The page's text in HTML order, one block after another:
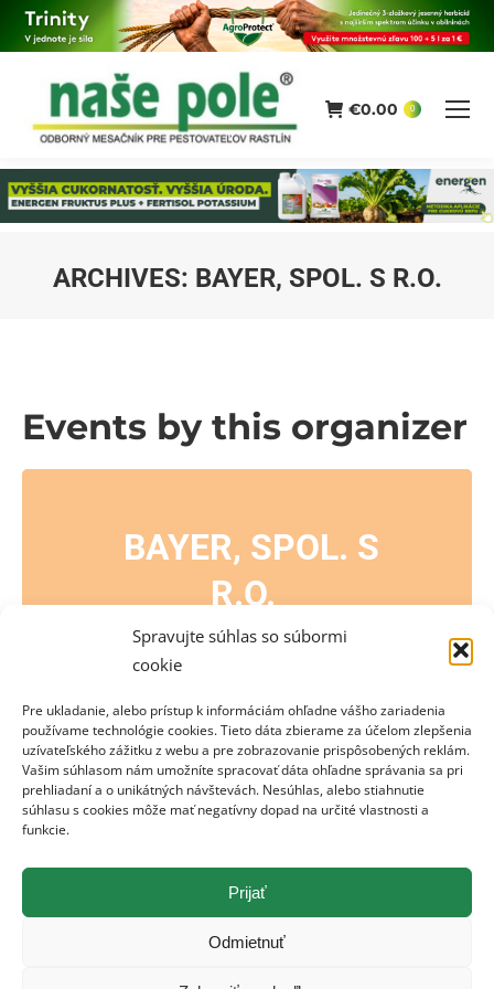
Spravujte súhlas so súbormi
cookie
Pre ukladanie, alebo prístup k informáciám ohľadne vášho zariadenia
používame technológie cookies. Tieto dáta zbierame za účelom zlepšenia
uzívateľského zážitku z webu a pre zobrazovanie prispôsobených reklám.
Vašim súhlasom nám umožníte spracovať dáta ohľadne správania sa pri
prehliadaní a o unikátných návštevách. Nesúhlas, alebo stiahnutie
súhlasu s cookies môže mať negatívny dopad na určité vlastnosti a
funkcie.
Prijať
Odmietnuť
€0.00 0
ARCHIVES: BAYER, SPOL. S R.O.
Events by this organizer
BAYER, SPOL. S
R.O.
EVENTS BY THIS ORGANIZER
V tomto čase nie je v zozname žiadna udalosť